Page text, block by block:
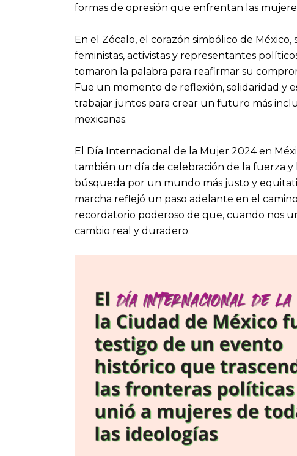
formas de opresión que enfrentan las
En el Zócalo, el corazón simbólico de
feministas, activistas y representantes
tomaron la palabra para reafirmar su
Fue un momento de reflexión, solidaridad y
trabajar juntos para crear un futuro más
mexicanas.
El Día Internacional de la Mujer 2024 en
también un día de celebración de la fuerza
búsqueda por un mundo más justo y
marcha reflejó un paso adelante en el
recordatorio poderoso de que, cuando nos
cambio real y duradero.